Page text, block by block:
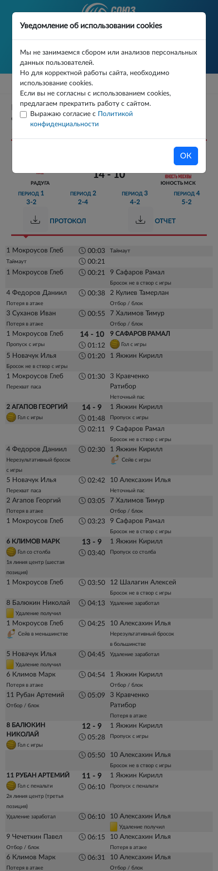
Уведомление об использовании cookies
Мы не занимаемся сбором или анализов персональных
данных пользователей.
Но для корректной работы сайта, необходимо
использование cookies.
Если вы не согласны с использованием cookies,
предлагаем прекратить работу с сайтом.
Выражаю согласие с
Политикой
конфиденциальности
ОК
ПЕРВЕНСТВО МОСКВЫ U14 2025/26 ФИНАЛ 1/2
ФИНАЛА МАТЧ 2
15.05.2026
РАДУГА
14 - 10
ЮНОСТЬ МСК
ПЕРИОД 1
3-2
ПЕРИОД 2
2-4
ПЕРИОД 3
4-2
ПЕРИОД 4
5-2
ПРОТОКОЛ ОТЧЕТ
1 Мокроусов Глеб 00:03 Таймаут
Таймаут
00:21
1 Мокроусов Глеб
00:21 9 Сафаров Рамал
Бросок не в створ с игры
4 Федоров Даниил
Потеря в атаке
00:38 2 Кулиев Тамерлан
Отбор / блок
3 Суханов Иван
Потеря в атаке
00:55 7 Халимов Тимур
Отбор / блок
1 Мокроусов Глеб
Пропуск с игры
14 - 10
01:12
9 САФАРОВ РАМАЛ
Гол с игры
5 Новачук Илья
Бросок не в створ с игры
01:20 1 Якжин Кирилл
1 Мокроусов Глеб
Перехват паса
01:30
3 Кравченко
Ратибор
Неточный пас
2 АГАПОВ ГЕОРГИЙ
Гол с игры
14 - 9
01:48
1 Якжин Кирилл
Пропуск с игры
02:11 9 Сафаров Рамал
Бросок не в створ с игры
4 Федоров Даниил
Нерезультативный бросок
с игры
02:30 1 Якжин Кирилл
Сейв с игры
5 Новачук Илья
Перехват паса
02:42 10 Алексахин Илья
Неточный пас
2 Агапов Георгий
Потеря в атаке
03:05 7 Халимов Тимур
Отбор / блок
1 Мокроусов Глеб 03:23 9 Сафаров Рамал
Бросок не в створ с игры
6 КЛИМОВ МАРК
Гол со столба
1я линия центр (шестая
позиция)
13 - 9
03:40
1 Якжин Кирилл
Пропуск со столба
1 Мокроусов Глеб 03:50 12 Шалагин Алексей
Бросок не в створ с игры
8 Балюкин Николай
Удаление получил
04:13 Удаление заработал
1 Мокроусов Глеб
Сейв в меньшинстве
04:25 10 Алексахин Илья
Нерезультативный бросок
в большинстве
5 Новачук Илья
Удаление получил
04:45 Удаление заработал
6 Климов Марк
Потеря в атаке
04:54 1 Якжин Кирилл
Отбор / блок
11 Рубан Артемий
Отбор / блок
05:09
3 Кравченко
Ратибор
Потеря в атаке
8 БАЛЮКИН
НИКОЛАЙ
Гол с игры
12 - 9
05:28
1 Якжин Кирилл
Пропуск с игры
05:50 10 Алексахин Илья
Бросок не в створ с игры
11 РУБАН АРТЕМИЙ
Гол с пенальти
2я линия центр (третья
позиция)
11 - 9
06:10
1 Якжин Кирилл
Пропуск с пенальти
Удаление заработал 06:10 10 Алексахин Илья
Удаление получил
9 Чечеткин Павел
Отбор / блок
06:15 10 Алексахин Илья
Потеря в атаке
6 Климов Марк
Потеря в атаке
06:31 10 Алексахин Илья
Отбор / блок